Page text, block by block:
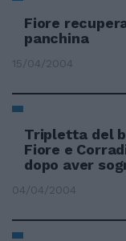
Fiore
panchina
15/04/2004
Tripletta del
Fiore e
dopo aver
04/04/2004